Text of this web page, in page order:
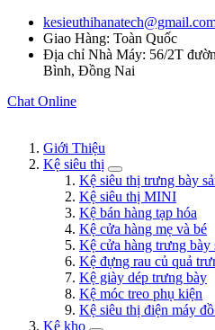
Giao Hàng: Toàn Quốc
Địa chỉ Nhà Máy: 56/2T
Bình, Đồng Nai
Chat Online
Giới Thiệu
Kệ siêu thị
Kệ siêu thị trưng bày
Kệ siêu thị MINI
Kệ bán hàng tạp hóa
Kệ cửa hàng mẹ và bé
Kệ cửa hàng trưng bày
Kệ đựng rau củ quả
Kệ giày dép trưng bày
Kệ móc treo phụ kiện
Kệ siêu thị điện máy
Kệ kho